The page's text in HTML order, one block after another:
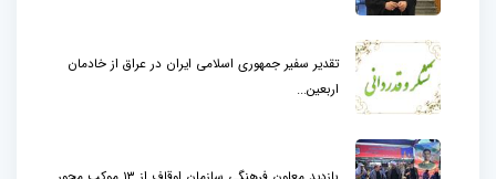
تقدیر سفیر جمهوری اسلامی ایران در عراق از خادمان
اربعین...